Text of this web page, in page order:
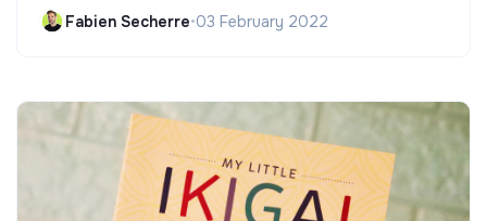
Fabien Secherre•03 February 2022